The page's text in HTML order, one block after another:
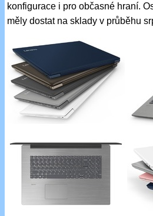
konfigurace i pro občasné hraní.
měly dostat na sklady v průběhu